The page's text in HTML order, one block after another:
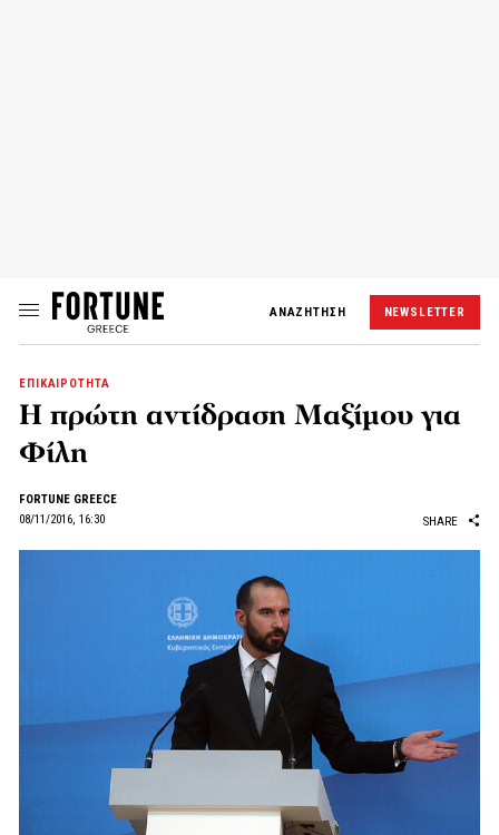
ΑΝΑΖΗΤΗΣΗ NEWSLETTER
ΕΠΙΚΑΙΡΟΤΗΤΑ
Η πρώτη αντίδραση Μαξίμου για
Φίλη
FORTUNE GREECE
08/11/2016, 16:30
SHARE